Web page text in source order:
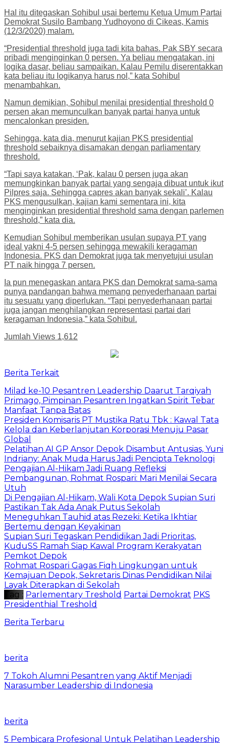
Hal itu ditegaskan Sohibul usai bertemu Ketua Umum Partai
Demokrat Susilo Bambang Yudhoyono di Cikeas, Kamis
(12/3/2020) malam.
“Presidential threshold juga tadi kita bahas. Pak SBY secara
pribadi menginginkan 0 persen. Ya beliau mengatakan, ini
logika dasar, beliau sampaikan. Kalau Pemilu diserentakkan
kata beliau itu logikanya harus nol,” kata Sohibul
menambahkan.
Namun demikian, Sohibul menilai presidential threshold 0
persen akan memunculkan banyak partai hanya untuk
mencalonkan presiden.
Sehingga, kata dia, menurut kajian PKS presidential
threshold sebaiknya disamakan dengan parliamentary
threshold.
“Tapi saya katakan, ‘Pak, kalau 0 persen juga akan
memungkinkan banyak partai yang sengaja dibuat untuk ikut
Pilpres saja. Sehingga capres akan banyak sekali’. Kalau
PKS mengusulkan, kajian kami sementara ini, kita
menginginkan presidential threshold sama dengan parlemen
threshold,” kata dia.
Kemudian Sohibul memberikan usulan supaya PT yang
ideal yakni 4-5 persen sehingga mewakili keragaman
Indonesia. PKS dan Demokrat juga tak menyetujui usulan
PT naik hingga 7 persen.
Ia pun menegaskan antara PKS dan Demokrat sama-sama
punya pandangan bahwa memang penyederhanaan partai
itu sesuatu yang diperlukan. “Tapi penyederhanaan partai
juga jangan menghilangkan representasi partai dari
keragaman Indonesia,” kata Sohibul.
Jumlah Views 1,612
Berita Terkait
Milad ke-10 Pesantren Leadership Daarut Tarqiyah
Primago, Pimpinan Pesantren Ingatkan Spirit Tebar
Manfaat Tanpa Batas
Presiden Komisaris PT Mustika Ratu Tbk : Kawal Tata
Kelola dan Keberlanjutan Korporasi Menuju Pasar
Global
Pelatihan AI GP Ansor Depok Disambut Antusias, Yuni
Indriany: Anak Muda Harus Jadi Pencipta Teknologi
Pengajian Al-Hikam Jadi Ruang Refleksi
Pembangunan, Rohmat Rospari: Mari Menilai Secara
Utuh
Di Pengajian Al-Hikam, Wali Kota Depok Supian Suri
Pastikan Tak Ada Anak Putus Sekolah
Meneguhkan Tauhid atas Rezeki: Ketika Ikhtiar
Bertemu dengan Keyakinan
Supian Suri Tegaskan Pendidikan Jadi Prioritas,
KuduSS Ramah Siap Kawal Program Kerakyatan
Pemkot Depok
Rohmat Rospari Gagas Fiqh Lingkungan untuk
Kemajuan Depok, Sekretaris Dinas Pendidikan Nilai
Layak Diterapkan di Sekolah
Tag : Parlementary Treshold Partai Demokrat PKS
Presidenthial Treshold
Berita Terbaru
berita
7 Tokoh Alumni Pesantren yang Aktif Menjadi
Narasumber Leadership di Indonesia
berita
5 Pembicara Profesional Untuk Pelatihan Leadership